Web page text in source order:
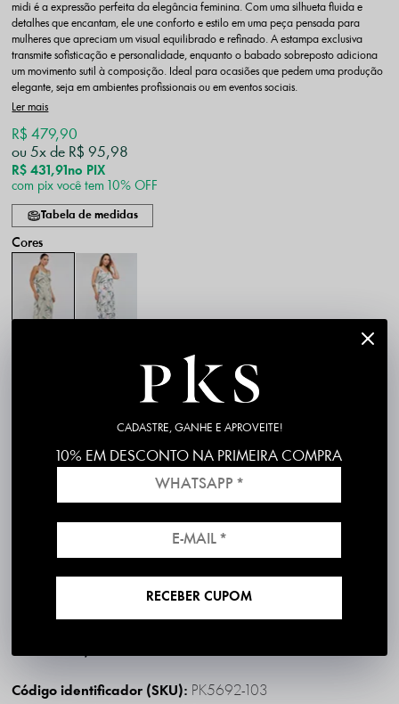
midi é a expressão perfeita da elegância feminina. Com uma silhueta fluida e
detalhes que encantam, ele une conforto e estilo em uma peça pensada para
mulheres que apreciam um visual equilibrado e refinado. A estampa exclusiva
transmite sofisticação e personalidade, enquanto o babado sobreposto adiciona
um movimento sutil à composição. Ideal para ocasiões que pedem uma produção
elegante, seja em ambientes profissionais ou em eventos sociais.
Ler mais
R$ 431,91 no PIX
R$ 479,90
5x
R$ 95,98
com pix você tem 10% OFF
Tabela de medidas
Frete grátis em compras acima de R$199
Código identificador (SKU): PK5692-103
CADASTRE, GANHE E APROVEITE!
10% EM DESCONTO NA PRIMEIRA COMPRA
RECEBER CUPOM